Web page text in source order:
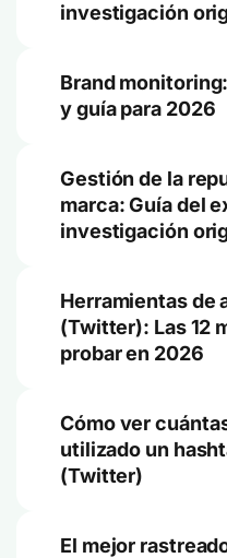
investigación
Brand
y guía para 2026
Gestión de la
marca: Guía del
investigación
Herramientas de
(Twitter): Las 12
probar en 2026
Cómo ver
utilizado un
(Twitter)
El mejor